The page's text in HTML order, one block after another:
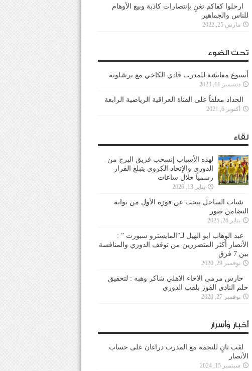
ارحلوا كفاكم تغنٍ بإنتصارات كاذبة وبيع الأوهام
للناس والجماهير
مارس 25, 2022
تحت الضوء
أسبوع معايشة للمدرب فادي الكاخي مع برشلونة
ديسمبر 11, 2023
الحداد معلقاً على القناة العراقية الرياضية الرابعة
أكتوبر 6, 2021
لقاء
لهذه الأسباب إنسحب فريق البرج من
الدوري والإتحاد الكروي يتبلغ القرار
رسمياً خلال ساعات
يناير 13, 2026
شباب الساحل يبحث عن فوزه الأول من بوابة
التضامن صور
يناير 26, 2025
عبد الوهاب ابو الهيل لـ”المايسترو سبورت ” :
الأنصار أكثر المتضررين من توقف الدوري والمنافسة
بين 7 فرق
نوفمبر 29, 2020
حارس مرمى الاخاء الاهلي شاكر وهبه : لتحقيق
حلم النادي الفوز بلقب الدوري
نوفمبر 27, 2020
أخبار وأسرار
لقب ثانٍ للنجمة مع المدرب دراغان على حساب
الأنصار
سبتمبر 15, 2024